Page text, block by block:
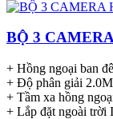
BỘ 3
+ Hồng ngoại ban
+ Độ phân giải
+ Tầm xa hồng
+ Lắp đặt ngoài trời